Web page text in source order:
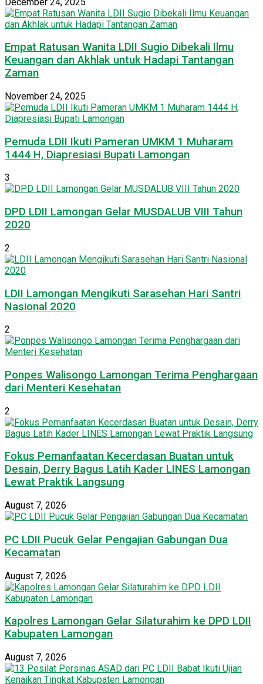
Empat Ratusan Wanita LDII Sugio Dibekali Ilmu
Keuangan dan Akhlak untuk Hadapi Tantangan
Zaman
November 24, 2025
Pemuda LDII Ikuti Pameran UMKM 1 Muharam
1444 H, Diapresiasi Bupati Lamongan
3
DPD LDII Lamongan Gelar MUSDALUB VIII Tahun
2020
2
LDII Lamongan Mengikuti Sarasehan Hari Santri
Nasional 2020
2
Ponpes Walisongo Lamongan Terima Penghargaan
dari Menteri Kesehatan
2
Fokus Pemanfaatan Kecerdasan Buatan untuk
Desain, Derry Bagus Latih Kader LINES Lamongan
Lewat Praktik Langsung
August 7, 2026
PC LDII Pucuk Gelar Pengajian Gabungan Dua
Kecamatan
August 7, 2026
Kapolres Lamongan Gelar Silaturahim ke DPD LDII
Kabupaten Lamongan
August 7, 2026